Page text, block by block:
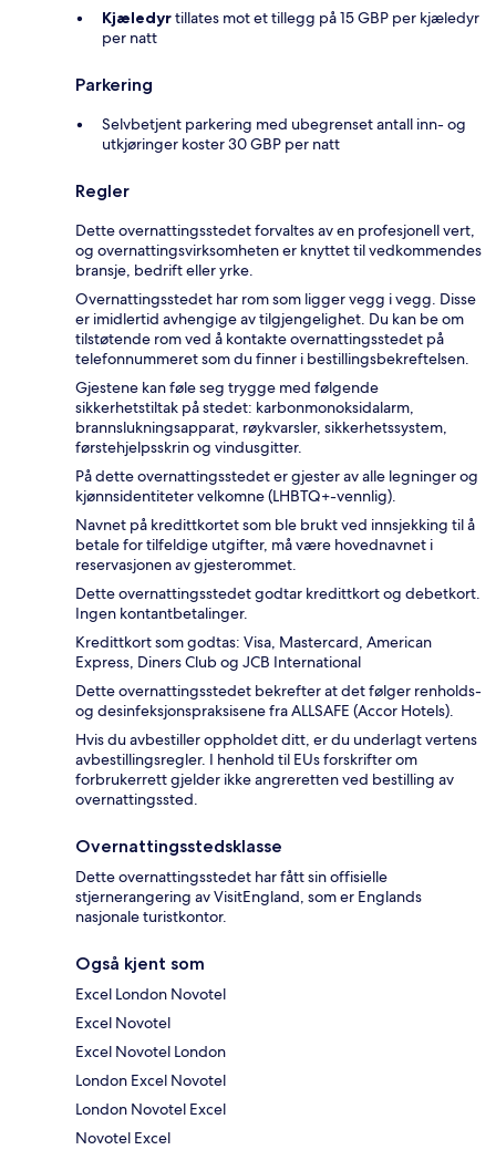
Kjæledyrtillates mot et tillegg på 15 GBP per kjæledyr
per natt
Parkering
Selvbetjent parkering med ubegrenset antall inn- og
utkjøringer koster 30 GBP per natt
Regler
Dette overnattingsstedet forvaltes av en profesjonell vert,
og overnattingsvirksomheten er knyttet til vedkommendes
bransje, bedrift eller yrke.
Overnattingsstedet har rom som ligger vegg i vegg. Disse
er imidlertid avhengige av tilgjengelighet. Du kan be om
tilstøtende rom ved å kontakte overnattingsstedet på
telefonnummeret som du finner i bestillingsbekreftelsen.
Gjestene kan føle seg trygge med følgende
sikkerhetstiltak på stedet: karbonmonoksidalarm,
brannslukningsapparat, røykvarsler, sikkerhetssystem,
førstehjelpsskrin og vindusgitter.
På dette overnattingsstedet er gjester av alle legninger og
kjønnsidentiteter velkomne (LHBTQ+-vennlig).
Navnet på kredittkortet som ble brukt ved innsjekking til å
betale for tilfeldige utgifter, må være hovednavnet i
reservasjonen av gjesterommet.
Dette overnattingsstedet godtar kredittkort og debetkort.
Ingen kontantbetalinger.
Kredittkort som godtas: Visa, Mastercard, American
Express, Diners Club og JCB International
Dette overnattingsstedet bekrefter at det følger renholds-
og desinfeksjonspraksisene fra ALLSAFE (Accor Hotels).
Hvis du avbestiller oppholdet ditt, er du underlagt vertens
avbestillingsregler. I henhold til EUs forskrifter om
forbrukerrett gjelder ikke angreretten ved bestilling av
overnattingssted.
Overnattingsstedsklasse
Dette overnattingsstedet har fått sin offisielle
stjernerangering av VisitEngland, som er Englands
nasjonale turistkontor.
Også kjent som
Excel London Novotel
Excel Novotel
Excel Novotel London
London Excel Novotel
London Novotel Excel
Novotel Excel